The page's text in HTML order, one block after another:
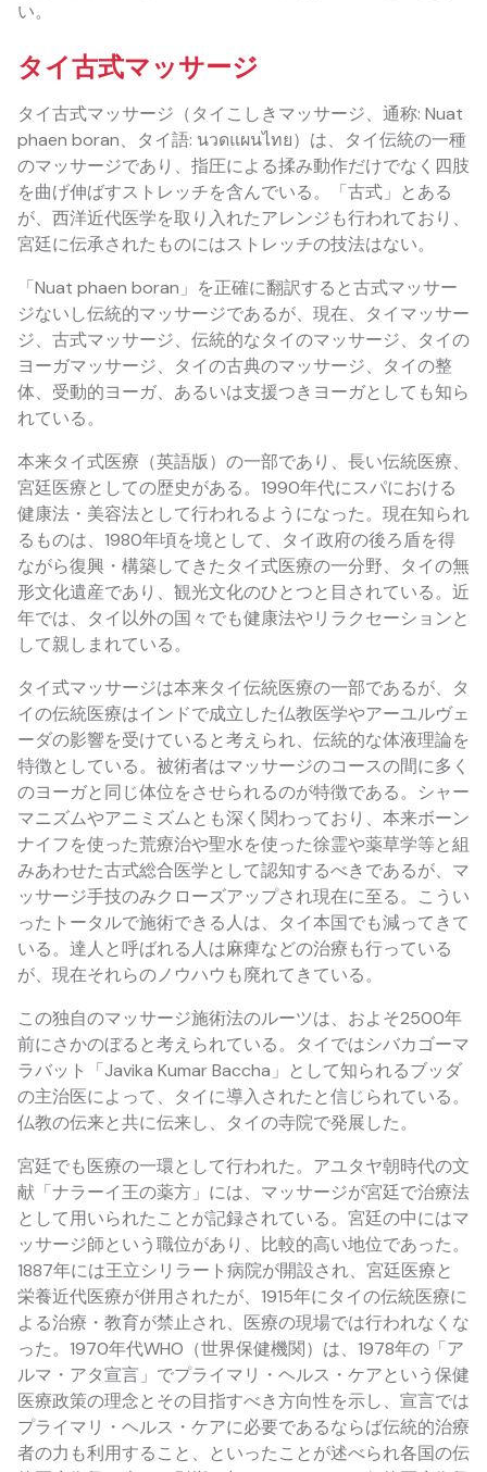
い。
タイ古式マッサージ
タイ古式マッサージ（タイこしきマッサージ、通称: Nuat
phaen boran、タイ語: นวดแผนไทย）は、タイ伝統の一種
のマッサージであり、指圧による揉み動作だけでなく四肢
を曲げ伸ばすストレッチを含んでいる。「古式」とある
が、西洋近代医学を取り入れたアレンジも行われており、
宮廷に伝承されたものにはストレッチの技法はない。
「Nuat phaen boran」を正確に翻訳すると古式マッサー
ジないし伝統的マッサージであるが、現在、タイマッサー
ジ、古式マッサージ、伝統的なタイのマッサージ、タイの
ヨーガマッサージ、タイの古典のマッサージ、タイの整
体、受動的ヨーガ、あるいは支援つきヨーガとしても知ら
れている。
本来タイ式医療（英語版）の一部であり、長い伝統医療、
宮廷医療としての歴史がある。1990年代にスパにおける
健康法・美容法として行われるようになった。現在知られ
るものは、1980年頃を境として、タイ政府の後ろ盾を得
ながら復興・構築してきたタイ式医療の一分野、タイの無
形文化遺産であり、観光文化のひとつと目されている。近
年では、タイ以外の国々でも健康法やリラクセーションと
して親しまれている。
タイ式マッサージは本来タイ伝統医療の一部であるが、タ
イの伝統医療はインドで成立した仏教医学やアーユルヴェ
ーダの影響を受けていると考えられ、伝統的な体液理論を
特徴としている。被術者はマッサージのコースの間に多く
のヨーガと同じ体位をさせられるのが特徴である。シャー
マニズムやアニミズムとも深く関わっており、本来ボーン
ナイフを使った荒療治や聖水を使った徐霊や薬草学等と組
みあわせた古式総合医学として認知するべきであるが、マ
ッサージ手技のみクローズアップされ現在に至る。こうい
ったトータルで施術できる人は、タイ本国でも減ってきて
いる。達人と呼ばれる人は麻痺などの治療も行っている
が、現在それらのノウハウも廃れてきている。
この独自のマッサージ施術法のルーツは、およそ2500年
前にさかのぼると考えられている。タイではシバカゴーマ
ラバット「Javika Kumar Baccha」として知られるブッダ
の主治医によって、タイに導入されたと信じられている。
仏教の伝来と共に伝来し、タイの寺院で発展した。
宮廷でも医療の一環として行われた。アユタヤ朝時代の文
献「ナラーイ王の薬方」には、マッサージが宮廷で治療法
として用いられたことが記録されている。宮廷の中にはマ
ッサージ師という職位があり、比較的高い地位であった。
1887年には王立シリラート病院が開設され、宮廷医療と
栄養近代医療が併用されたが、1915年にタイの伝統医療に
よる治療・教育が禁止され、医療の現場では行われなくな
った。1970年代WHO（世界保健機関）は、1978年の「ア
ルマ・アタ宣言」でプライマリ・ヘルス・ケアという保健
医療政策の理念とその目指すべき方向性を示し、宣言では
プライマリ・ヘルス・ケアに必要であるならば伝統的治療
者の力も利用すること、といったことが述べられ各国の伝